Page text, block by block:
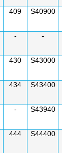
409 S40900
- -
430 S43000
434 S43400
- S43940
444 S44400